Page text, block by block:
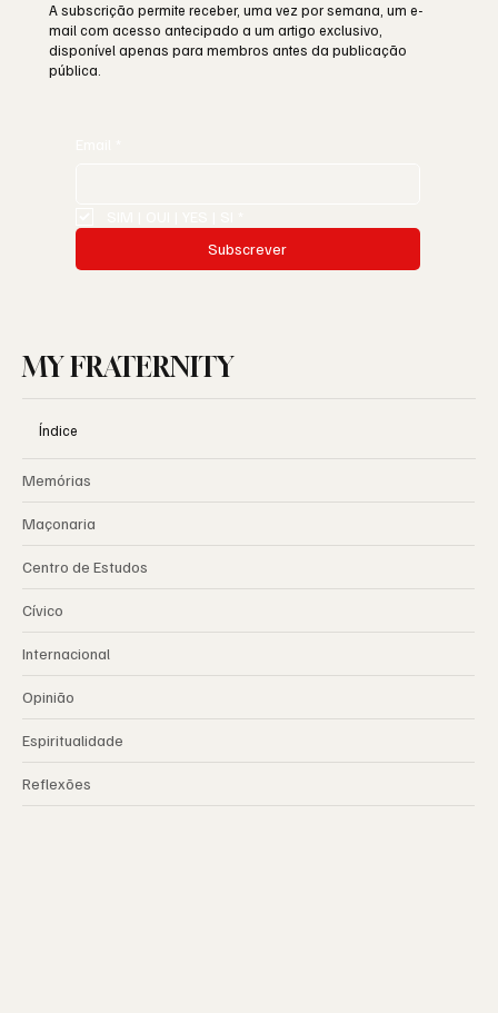
A subscrição permite receber, uma vez por semana, um e-
mail com acesso antecipado a um artigo exclusivo,
disponível apenas para membros antes da publicação
pública.
Subscrever
MY FRATERNITY
Índice
Memórias
Maçonaria
Centro de Estudos
Cívico
Internacional
Opinião
Espiritualidade
Reflexões